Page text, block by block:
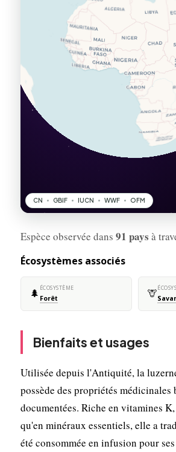
Espèce observée dans 91 pays à
Écosystèmes associés
🌲 ÉCOSYSTÈME
Forêt 🦒
Bienfaits et usages
Utilisée depuis l'Antiquité, la
possède des propriétés médicinales
documentées. Riche en vitamines
qu'en minéraux essentiels, elle a
été consommée en infusion pour